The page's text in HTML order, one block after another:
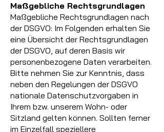
Maßgebliche Rechtsgrundlagen
Maßgebliche Rechtsgrundlagen nach
der DSGVO: Im Folgenden erhalten Sie
eine Übersicht der Rechtsgrundlagen
der DSGVO, auf deren Basis wir
personenbezogene Daten verarbeiten.
Bitte nehmen Sie zur Kenntnis, dass
neben den Regelungen der DSGVO
nationale Datenschutzvorgaben in
Ihrem bzw. unserem Wohn- oder
Sitzland gelten können. Sollten ferner
im Einzelfall speziellere